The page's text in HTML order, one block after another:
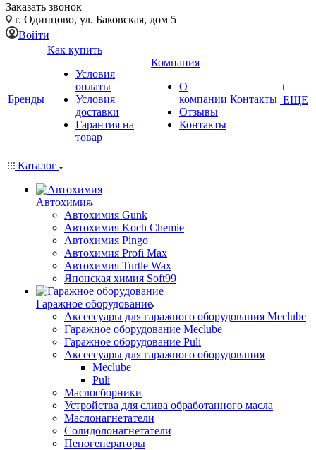
Заказать звонок
г. Одинцово, ул. Баковская, дом 5
Войти
Бренды
Как купить
Условия
оплаты
Условия
доставки
Гарантия на
товар
Компания
О
компании
Отзывы
Контакты
Контакты
+
ЕЩЕ
Каталог
Автохимия
Автохимия Gunk
Автохимия Koch Chemie
Автохимия Pingo
Автохимия Profi Max
Автохимия Turtle Wax
Японская химия Soft99
Гаражное оборудование
Аксессуары для гаражного оборудования Meclube
Гаражное оборудование Meclube
Гаражное оборудование Puli
Аксессуары для гаражного оборудования
Meclube
Puli
Маслосборники
Устройства для слива обработанного масла
Маслонагнетатели
Солидолонагнетатели
Пеногенераторы